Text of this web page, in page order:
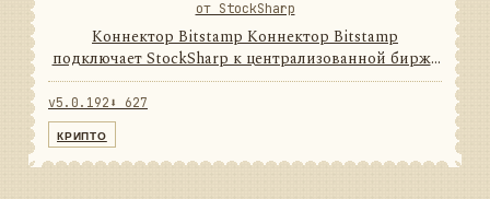
от StockSharp
Коннектор Bitstamp Коннектор Bitstamp
подключает StockSharp к централизованной бирже
цифровых активов. Он переводит данные и
операции провайдера в единую модель сообщений
v5.0.192 ⬇ 627
КРИПТО